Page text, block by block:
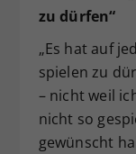
zu dürfen“
„Es hat auf
spielen zu
– nicht weil
nicht so
gewünscht